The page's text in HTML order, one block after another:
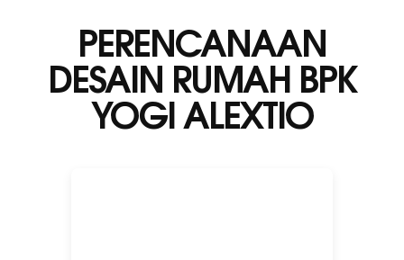
PERENCANAAN
DESAIN RUMAH BPK
YOGI ALEXTIO